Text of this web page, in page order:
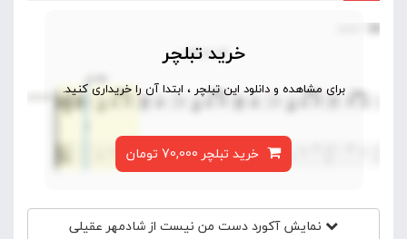
خرید تبلچر
برای مشاهده و دانلود این تبلچر ، ابتدا آن را خریداری کنید.
دست من نیست از شادمهر عقیلی